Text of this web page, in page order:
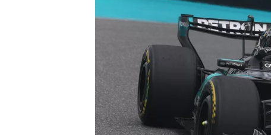
INDYCAR